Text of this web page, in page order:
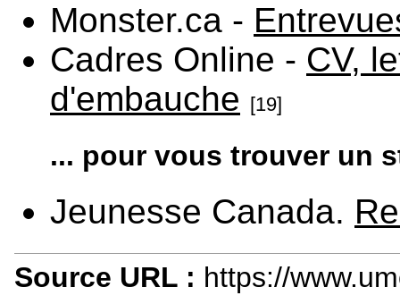
Monster.ca -
Cadres Online - CV,
d'embauche
[19]
... pour vous trouver un
Jeunesse Canada.
Source URL : https://